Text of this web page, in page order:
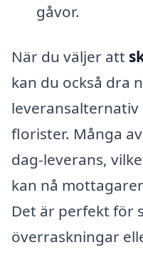
gåvor.
När du väljer att
kan du också dra
leveransalternativ
florister. Många
dag-leverans,
kan nå
Det är perfekt för
överraskningar